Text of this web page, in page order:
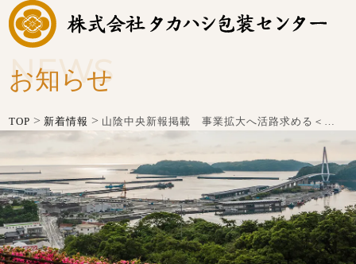
NEWS
お知らせ
TOP > 新着情報 > 山陰中央新報掲載 事業拡大へ活路求める＜会社をつなぐ 山陰の事業承継＞